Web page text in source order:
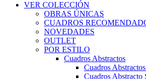
VER COLECCIÓN
OBRAS ÚNICAS
CUADROS
NOVEDADES
OUTLET
POR ESTILO
Cuadros Abstractos
Cuadros
Cuadros Abstracto